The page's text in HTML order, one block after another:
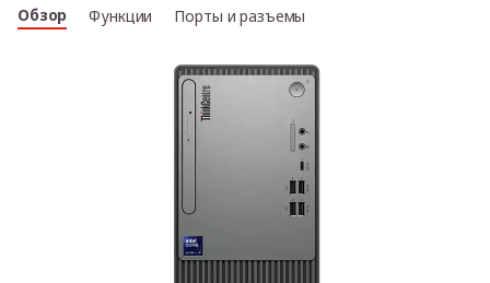
CОбзор Функции Порты и разъемы